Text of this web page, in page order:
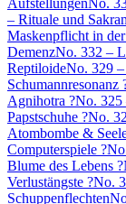
AufstellungenNo.
– Rituale und
Maskenpflicht in
DemenzNo. 332 –
ReptiloideNo. 329 –
Schumannresonanz
Agnihotra ?No. 325
Papstschuhe ?No.
Atombombe &
Computerspiele ?
Blume des Lebens ?
Verlustängste ?No.
Schuppenflechten